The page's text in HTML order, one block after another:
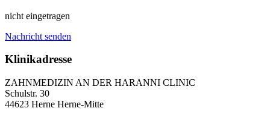
nicht eingetragen
Nachricht senden
Klinikadresse
ZAHNMEDIZIN AN DER HARANNI CLINIC
Schulstr. 30
44623 Herne Herne-Mitte